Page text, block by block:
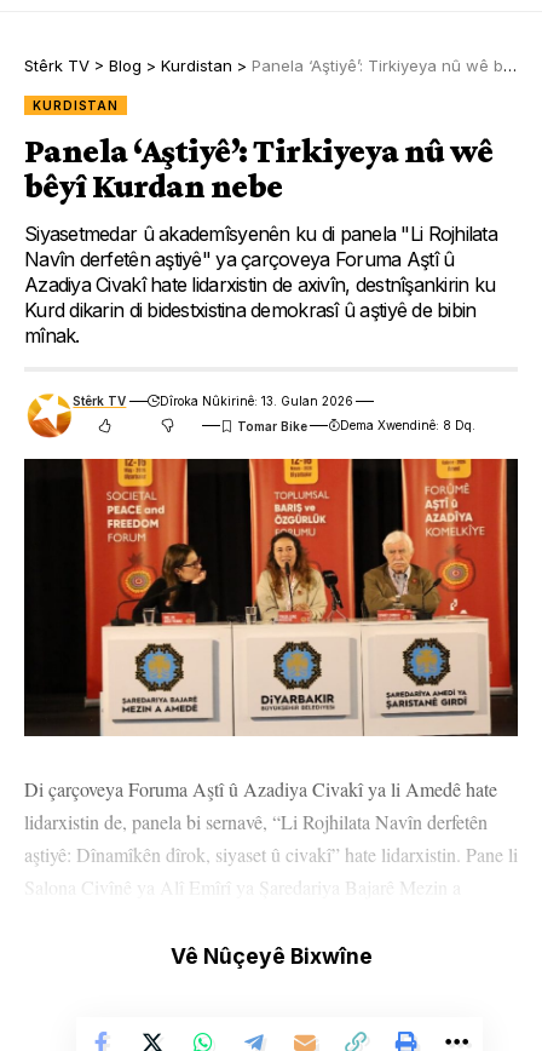
Stêrk TV > Blog > Kurdistan > Panela ‘Aştiyê’: Tirkiyeya nû wê bêyî Kurdan nebe
KURDISTAN
Panela ‘Aştiyê’: Tirkiyeya nû wê
bêyî Kurdan nebe
Siyasetmedar û akademîsyenên ku di panela "Li Rojhilata
Navîn derfetên aştiyê" ya çarçoveya Foruma Aştî û
Azadiya Civakî hate lidarxistin de axivîn, destnîşankirin ku
Kurd dikarin di bidestxistina demokrasî û aştiyê de bibin
mînak.
Stêrk TV
Dîroka Nûkirinê: 13. Gulan 2026
Dema Xwendinê: 8 Dq.
Di çarçoveya Foruma Aştî û Azadiya Civakî ya li Amedê hate
lidarxistin de, panela bi sernavê, “Li Rojhilata Navîn derfetên
aştiyê: Dînamîkên dîrok, siyaset û civakî” hate lidarxistin. Pane li
Salona Civînê ya Alî Emîrî ya Şaredariya Bajarê Mezin a
sivîl tevlî bûn. Koordînatora Navenda Lêkolînên Sahê
Vê Nûçeyê Bixwîne